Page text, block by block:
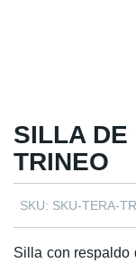
SILLA DE
TRINEO
SKU: SKU-TERA-
Silla con respaldo